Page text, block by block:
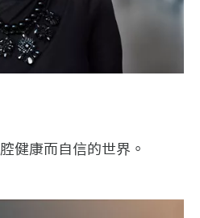
健康而自信的世界。